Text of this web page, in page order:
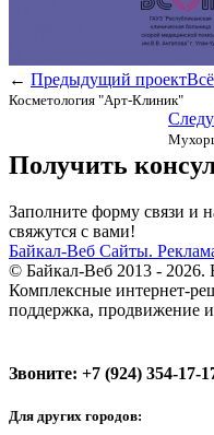
← Предыдущий проект
Косметология "Арт-Клиник"
Получить
Заполните форму связи и
свяжутся с вами!
Байкал-Веб Сайты.
© Байкал-Веб 2013 -
Комплексные интернет-
поддержка, продвижение
Звоните: +7 (924) 354-17-
Для других городов: